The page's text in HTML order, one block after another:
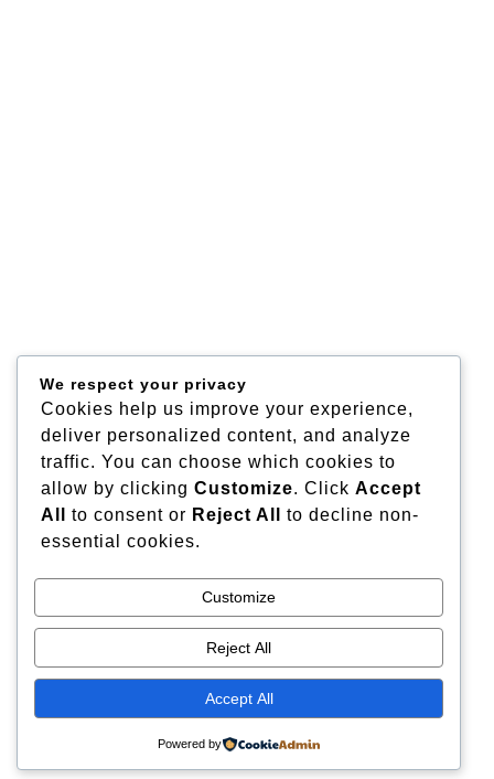
We respect your privacy
Cookies help us improve your experience,
deliver personalized content, and analyze
traffic. You can choose which cookies to
allow by clicking Customize. Click Accept
All
to consent or Reject All
to decline non-
essential cookies.
Customize
Reject All
Accept All
Powered by